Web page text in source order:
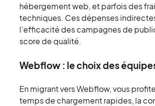
hébergement web, et parfois des
techniques. Ces dépenses
l’efficacité des campagnes de
score de qualité.
Webflow : le choix des
En migrant vers Webflow, vous
temps de chargement rapides, la